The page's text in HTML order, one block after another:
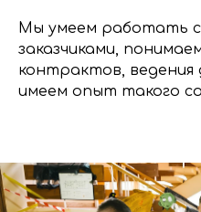
Мы умеем работать
заказчиками,
контрактов,
имеем опыт такого